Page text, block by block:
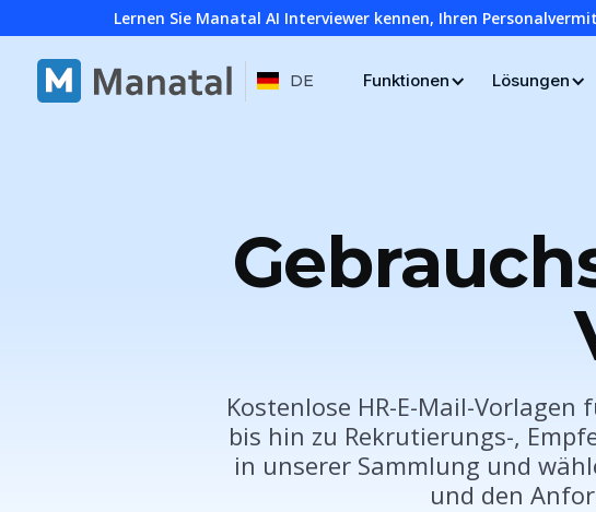
Lernen Sie Manatal AI Interviewer kennen, Ihren
DE Funktionen Lösungen
Kostenlose HR-E-Mail-
bis hin zu Rekrutierungs-,
in unserer Sammlung und
und den